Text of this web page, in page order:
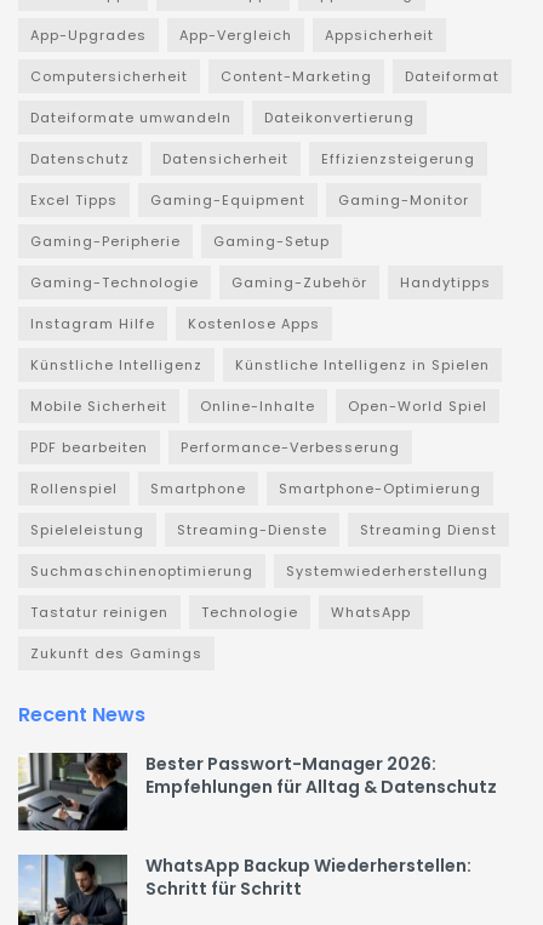
App-Upgrades App-Vergleich Appsicherheit
Computersicherheit Content-Marketing Dateiformat
Dateiformate umwandeln Dateikonvertierung
Datenschutz Datensicherheit Effizienzsteigerung
Excel Tipps Gaming-Equipment Gaming-Monitor
Gaming-Peripherie Gaming-Setup
Gaming-Technologie Gaming-Zubehör Handytipps
Instagram Hilfe Kostenlose Apps
Künstliche Intelligenz Künstliche Intelligenz in Spielen
Mobile Sicherheit Online-Inhalte Open-World Spiel
PDF bearbeiten Performance-Verbesserung
Rollenspiel Smartphone Smartphone-Optimierung
Spieleleistung Streaming-Dienste Streaming Dienst
Suchmaschinenoptimierung Systemwiederherstellung
Tastatur reinigen Technologie WhatsApp
Zukunft des Gamings
Recent News
Bester Passwort-Manager 2026:
Empfehlungen für Alltag & Datenschutz
WhatsApp Backup Wiederherstellen:
Schritt für Schritt